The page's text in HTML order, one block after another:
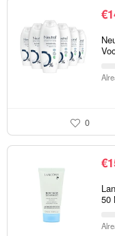
€
0
€
50